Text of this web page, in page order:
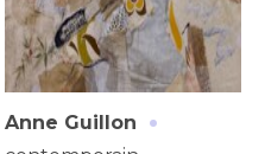
Anne Guillon ·